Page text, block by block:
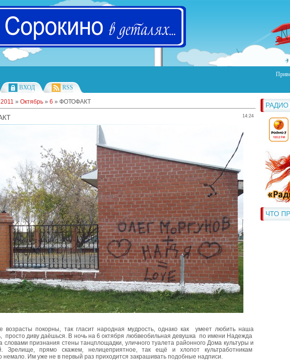
ВХОД RSS
ЧТО
2011 » Октябрь » 6 » ФОТОФАКТ
14:24
возрасты покорны, так гласит народная мудрость, однако как
умеет любить наша
просто диву даёшься. В ночь на 6 октября любвеобильная девушка по имени Надежда
словами признания стены танцплощадки, уличного туалета районного Дома культуры и
Зрелище, прямо скажем, нелицеприятное, так ещё и хлопот культработникам
немало. Им уже не в первый раз приходится закрашивать подобные надписи.